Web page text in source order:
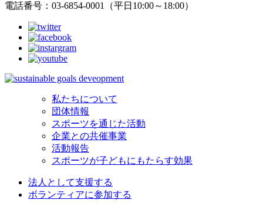
電話番号：03-6854-0001（平日10:00～18:00）
私たちについて
団体情報
スポーツを通じた活動
企業との共催事業
活動報告
スポーツが子どもにもたらす効果
法人として支援する
ボランティアに参加する